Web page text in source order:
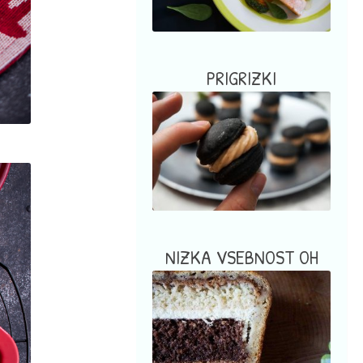
PRIGRIZKI
NIZKA VSEBNOST OH